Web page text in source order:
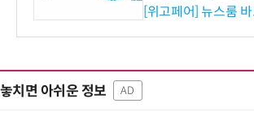
시엄 선정
[위고페어] 뉴스룸
놓치면 아쉬운 정보 AD